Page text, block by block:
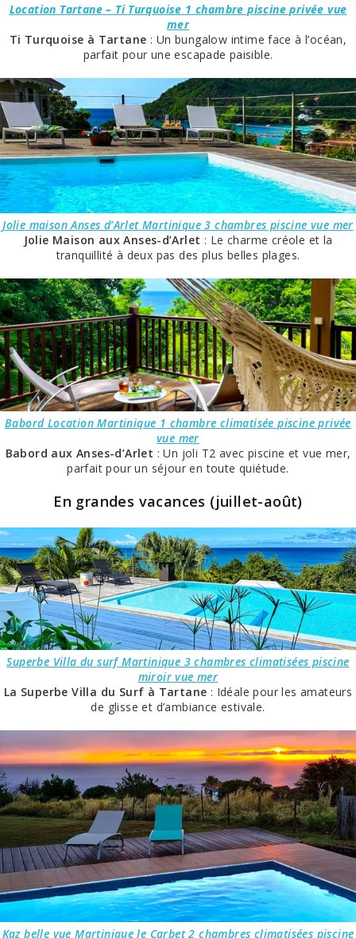
Location Tartane – Ti Turquoise 1 chambre piscine privée vue
mer
Ti Turquoise à Tartane : Un bungalow intime face à l’océan,
parfait pour une escapade paisible.
Jolie maison Anses d’Arlet Martinique 3 chambres piscine vue mer
Jolie Maison aux Anses-d’Arlet : Le charme créole et la
tranquillité à deux pas des plus belles plages.
Babord Location Martinique 1 chambre climatisée piscine privée
vue mer
Babord aux Anses-d’Arlet : Un joli T2 avec piscine et vue mer,
parfait pour un séjour en toute quiétude.
En grandes vacances (juillet-août)
Superbe Villa du surf Martinique 3 chambres climatisées piscine
miroir vue mer
La Superbe Villa du Surf à Tartane : Idéale pour les amateurs
de glisse et d’ambiance estivale.
Kaz belle vue Martinique le Carbet 2 chambres climatisées piscine